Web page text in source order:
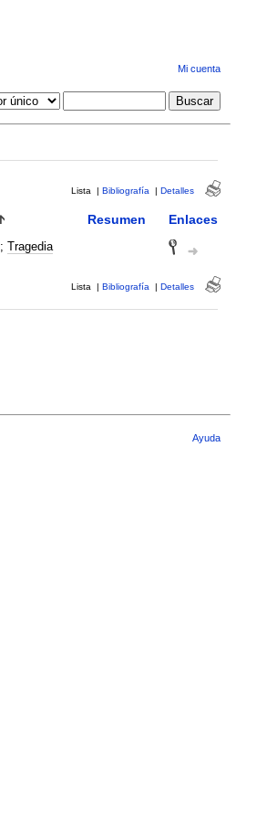
Mi cuenta
Lista | Bibliografía | Detalles
Resumen Enlaces
; Tragedia
Lista | Bibliografía | Detalles
Ayuda